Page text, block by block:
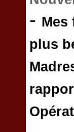
- Mes
plus